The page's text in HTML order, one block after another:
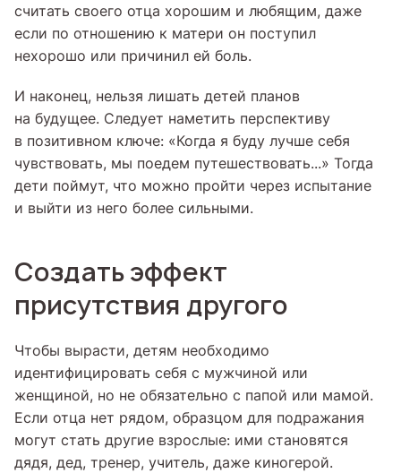
считать своего отца хорошим и любящим, даже
если по отношению к матери он поступил
нехорошо или причинил ей боль.
И наконец, нельзя лишать детей планов
на будущее. Следует наметить перспективу
в позитивном ключе: «Когда я буду лучше себя
чувствовать, мы поедем путешествовать...» Тогда
дети поймут, что можно пройти через испытание
и выйти из него более сильными.
Создать эффект
присутствия другого
Чтобы вырасти, детям необходимо
идентифицировать себя с мужчиной или
женщиной, но не обязательно с папой или мамой.
Если отца нет рядом, образцом для подражания
могут стать другие взрослые: ими становятся
дядя, дед, тренер, учитель, даже киногерой.